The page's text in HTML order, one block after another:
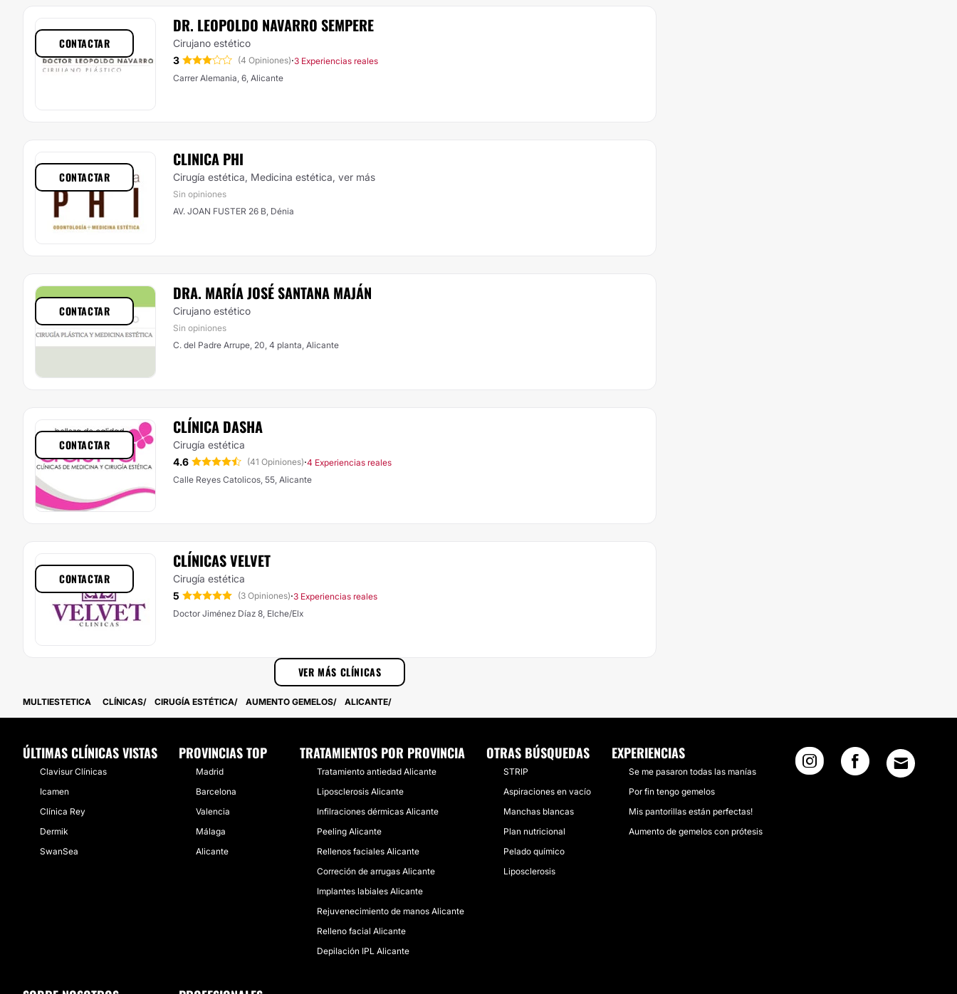
DR. LEOPOLDO NAVARRO SEMPERE
Cirujano estético
3
(4 Opiniones)·3 Experiencias reales
Carrer Alemania, 6, Alicante
CONTACTAR
CLINICA PHI
Cirugía estética, Medicina estética, ver más
Sin opiniones
AV. JOAN FUSTER 26 B, Dénia
CONTACTAR
DRA. MARÍA JOSÉ SANTANA MAJÁN
Cirujano estético
Sin opiniones
C. del Padre Arrupe, 20, 4 planta, Alicante
CONTACTAR
CLÍNICA DASHA
Cirugía estética
4.6
(41 Opiniones)·4 Experiencias reales
Calle Reyes Catolicos, 55, Alicante
CONTACTAR
CLÍNICAS VELVET
Cirugía estética
5
(3 Opiniones)·3 Experiencias reales
Doctor Jiménez Díaz 8, Elche/Elx
CONTACTAR
VER MÁS CLÍNICAS
MULTIESTETICA CLÍNICAS CIRUGÍA ESTÉTICA AUMENTO GEMELOS ALICANTE
ÚLTIMAS CLÍNICAS VISTAS
Clavisur Clínicas
Icamen
Clínica Rey
Dermik
SwanSea
PROVINCIAS TOP
Madrid
Barcelona
Valencia
Málaga
Alicante
TRATAMIENTOS POR PROVINCIA
Tratamiento antiedad Alicante
Liposclerosis Alicante
Infilraciones dérmicas Alicante
Peeling Alicante
Rellenos faciales Alicante
Correción de arrugas Alicante
Implantes labiales Alicante
Rejuvenecimiento de manos Alicante
Relleno facial Alicante
Depilación IPL Alicante
OTRAS BÚSQUEDAS
STRIP
Aspiraciones en vacío
Manchas blancas
Plan nutricional
Pelado químico
Liposclerosis
EXPERIENCIAS
Se me pasaron todas las manías
Por fin tengo gemelos
Mis pantorillas están perfectas!
Aumento de gemelos con prótesis